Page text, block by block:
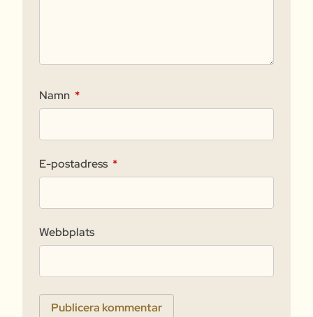
Namn *
E-postadress *
Webbplats